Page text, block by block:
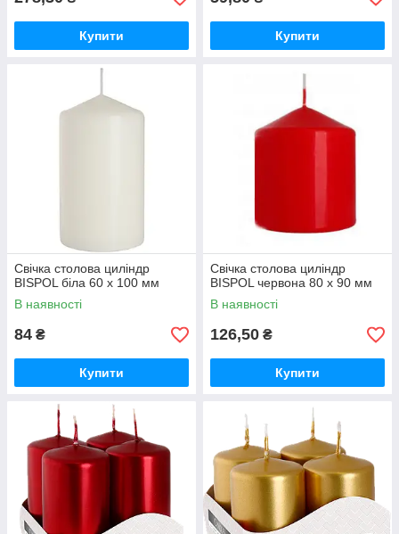
Купити Купити
Свічка столова циліндр
BISPOL біла 60 х 100 мм
В наявності
84 ₴
Купити
Свічка столова циліндр
BISPOL червона 80 х 90 мм
В наявності
126,50 ₴
Купити